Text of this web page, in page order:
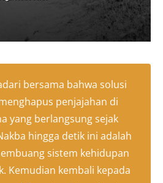
bersama bahwa solusi
penjajahan di
yang berlangsung sejak
hingga detik ini adalah
sistem kehidupan
Kemudian kembali kepada